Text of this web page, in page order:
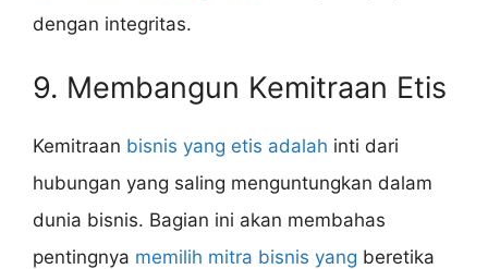
dengan integritas.
9. Membangun Kemitraan Etis
Kemitraan bisnis yang etis adalah inti dari
hubungan yang saling menguntungkan dalam
dunia bisnis. Bagian ini akan membahas
pentingnya memilih mitra bisnis yang beretika